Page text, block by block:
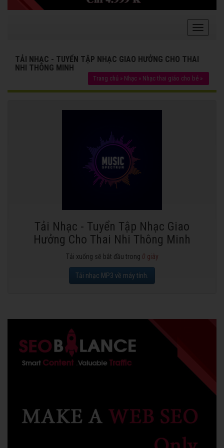
TẢI NHẠC - TUYỂN TẬP NHẠC GIAO HƯỞNG CHO THAI
NHI THÔNG MINH
Trang chủ » Nhạc » Nhạc thai giáo cho bé »
Tải Nhạc - Tuyển Tập Nhạc Giao
Hưởng Cho Thai Nhi Thông Minh
Tải xuống sẽ bắt đầu trong 0 giây
Tải nhạc MP3 về máy tính.